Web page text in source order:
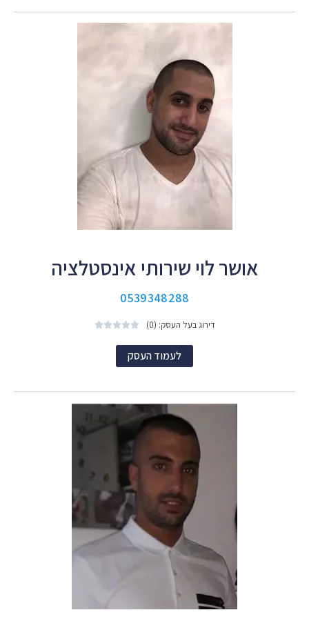
אושר לוי שירותי אינסטלציה
0539348288
דירוג בעל העסק: (0) 




לעמוד העסק